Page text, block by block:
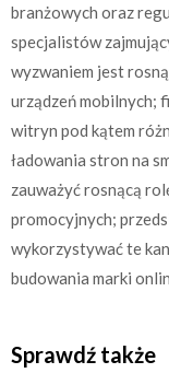
branżowych oraz
specjalistów
wyzwaniem jest
urządzeń mobilnych;
witryn pod kątem
ładowania stron na
zauważyć rosnącą
promocyjnych;
wykorzystywać te
budowania marki
Sprawdź także